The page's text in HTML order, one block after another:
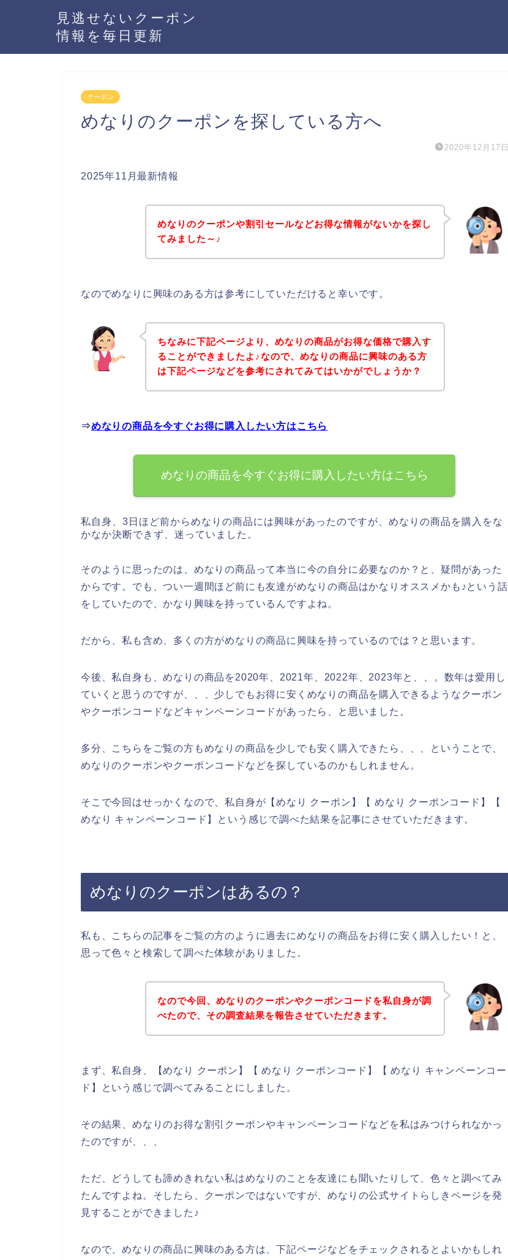
見逃せないクーポン
情報を毎日更新
クーポン
めなりのクーポンを探している方へ
2020年12月17日
2025年11月最新情報
めなりのクーポンや割引セールなどお得な情報がないかを探し
てみました～♪
なのでめなりに興味のある方は参考にしていただけると幸いです。
ちなみに下記ページより、めなりの商品がお得な価格で購入す
ることができましたよ♪なので、めなりの商品に興味のある方
は下記ページなどを参考にされてみてはいかがでしょうか？
⇒めなりの商品を今すぐお得に購入したい方はこちら
めなりの商品を今すぐお得に購入したい方はこちら
私自身、3日ほど前からめなりの商品には興味があったのですが、めなりの商品を購入をな
かなか決断できず、迷っていました。
そのように思ったのは、めなりの商品って本当に今の自分に必要なのか？と、疑問があった
からです。でも、つい一週間ほど前にも友達がめなりの商品はかなりオススメかも♪という話
をしていたので、かなり興味を持っているんですよね。
だから、私も含め、多くの方がめなりの商品に興味を持っているのでは？と思います。
今後、私自身も、めなりの商品を2020年、2021年、2022年、2023年と、、。数年は愛用し
ていくと思うのですが、、、少しでもお得に安くめなりの商品を購入できるようなクーポン
やクーポンコードなどキャンペーンコードがあったら、と思いました。
多分、こちらをご覧の方もめなりの商品を少しでも安く購入できたら、、、ということで、
めなりのクーポンやクーポンコードなどを探しているのかもしれません。
そこで今回はせっかくなので、私自身が【めなり クーポン】【 めなり クーポンコード】【
めなり キャンペーンコード】という感じで調べた結果を記事にさせていただきます。
めなりのクーポンはあるの？
私も、こちらの記事をご覧の方のように過去にめなりの商品をお得に安く購入したい！と、
思って色々と検索して調べた体験がありました。
なので今回、めなりのクーポンやクーポンコードを私自身が調
べたので、その調査結果を報告させていただきます。
まず、私自身、【めなり クーポン】【 めなり クーポンコード】【 めなり キャンペーンコー
ド】という感じで調べてみることにしました。
その結果、めなりのお得な割引クーポンやキャンペーンコードなどを私はみつけられなかっ
たのですが、、、
ただ、どうしても諦めきれない私はめなりのことを友達にも聞いたりして、色々と調べてみ
たんですよね。そしたら、クーポンではないですが、めなりの公式サイトらしきページを発
見することができました♪
なので、めなりの商品に興味のある方は、下記ページなどをチェックされるとよいかもしれ